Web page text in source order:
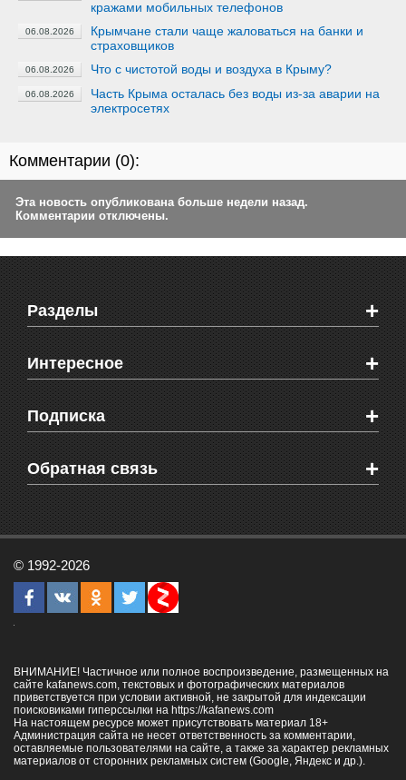
кражами мобильных телефонов
06.08.2026
Крымчане стали чаще жаловаться на банки и
страховщиков
06.08.2026 Что с чистотой воды и воздуха в Крыму?
06.08.2026
Часть Крыма осталась без воды из-за аварии на
электросетях
Комментарии (0):
Эта новость опубликована больше недели назад.
Комментарии отключены.
Разделы +
Новости Феодосии
Новости Крыма
Мировые новости
Объявления
Здоровье
СМС мнения читателей
Интересное +
Видео о Феодосии
Веб-камеры Феодосии
Блоги феодосийцев
Школы Феодосии
Подписка +
Печатная версия газеты "Кафа"
RSS
Обратная связь +
Рекламодателям
Контактная информация
© 1992-2026
ВНИМАНИЕ! Частичное или полное воспроизведение, размещенных на
сайте kafanews.com, текстовых и фотографических материалов
приветствуется при условии активной, не закрытой для индексации
поисковиками гиперссылки на https://kafanews.com
На настоящем ресурсе может присутствовать материал 18+
Администрация сайта не несет ответственность за комментарии,
оставляемые пользователями на сайте, а также за характер рекламных
материалов от сторонних рекламных систем (Google, Яндекс и др.).